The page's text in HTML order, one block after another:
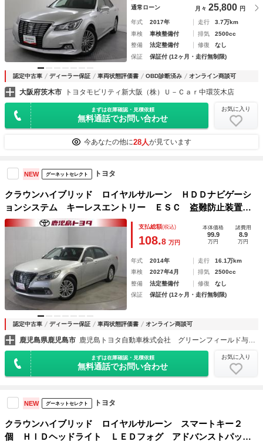
通常ローン 月々 25,800 円
年式 2017年 走行
3.7万km
車検
車検整備付 排気
2500cc
整備
法定整備付 修復
なし
保証
保証付 (12ヶ月・走行無制限)
認定中古車 ディーラー保証 車両状態評価書 OBD診断済み オンライン商談可
大阪府茨木市 トヨタモビリティ新大阪（株）Ｕ－Ｃａｒ中環茨木店
まずは在庫確認・見積依頼
無料通話でお問い合わせ
お気に入り
今あなたの他に28人が見ています
NEW グーネットセレクト トヨタ
クラウンハイブリッド ロイヤルサルーン ＨＤＤナビゲーシ
ョンシステム キーレスエントリー ＥＳＣ 盗難防止装置
Ｂカメ ＰＷシート ＰＷ オートエアコン ＤＶＤ再生機
能 ＥＴＣ付き ナビＴＶ オートクルーズ カーテンエアバ
ッグ エアＢ
支払総額(税込)
108.8 万円
本体価格
99.9
万円
諸費用
8.9
万円
年式 2014年 走行
16.1万km
車検
2027年4月 排気
2500cc
整備
法定整備付 修復
なし
保証
保証付 (12ヶ月・走行無制限)
認定中古車 ディーラー保証 車両状態評価書 オンライン商談可
鹿児島県鹿児島市 鹿児島トヨタ自動車株式会社 グリーンフィールド与次郎
まずは在庫確認・見積依頼
無料通話でお問い合わせ
お気に入り
NEW グーネットセレクト トヨタ
クラウンハイブリッド ロイヤルサルーン スマートキー２
個 ＨＩＤヘッドライト ＬＥＤフォグ アドバンストパッケ